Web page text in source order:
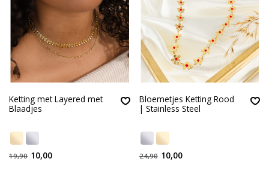
Ketting met Layered met
Blaadjes
19,90 10,00
Bloemetjes Ketting Rood
| Stainless Steel
24,90 10,00